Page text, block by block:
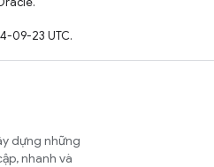
09-23 UTC.
dựng những
nhanh và